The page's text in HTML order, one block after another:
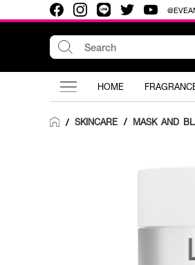
HOME
/ SKINCARE / MASK AND